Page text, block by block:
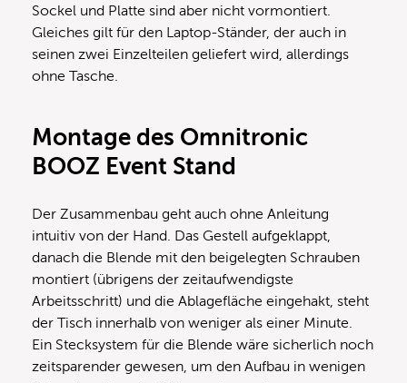
Sockel und Platte sind aber nicht vormontiert.
Gleiches gilt für den Laptop-Ständer, der auch in
seinen zwei Einzelteilen geliefert wird, allerdings
ohne Tasche.
Montage des Omnitronic
BOOZ Event Stand
Der Zusammenbau geht auch ohne Anleitung
intuitiv von der Hand. Das Gestell aufgeklappt,
danach die Blende mit den beigelegten Schrauben
montiert (übrigens der zeitaufwendigste
Arbeitsschritt) und die Ablagefläche eingehakt, steht
der Tisch innerhalb von weniger als einer Minute.
Ein Stecksystem für die Blende wäre sicherlich noch
zeitsparender gewesen, um den Aufbau in wenigen